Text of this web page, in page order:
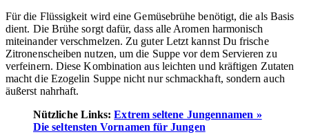
Für die Flüssigkeit wird eine Gemüsebrühe benötigt, die als Basis
dient. Die Brühe sorgt dafür, dass alle Aromen harmonisch
miteinander verschmelzen. Zu guter Letzt kannst Du frische
Zitronenscheiben nutzen, um die Suppe vor dem Servieren zu
verfeinern. Diese Kombination aus leichten und kräftigen Zutaten
macht die Ezogelin Suppe nicht nur schmackhaft, sondern auch
äußerst nahrhaft.
Nützliche Links:Extrem seltene Jungennamen »
Die seltensten Vornamen für Jungen